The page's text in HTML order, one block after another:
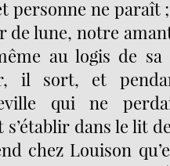
personne ne paraît
de lune, notre
au logis de
il sort, et
qui ne
dans le lit
chez Louison